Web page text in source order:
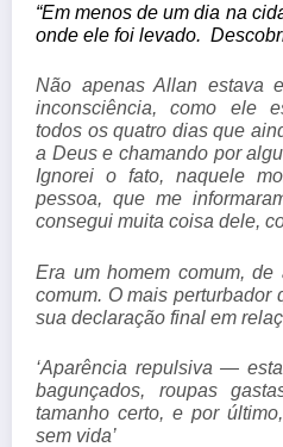
“Em menos de um dia na
onde ele foi levado.
Não apenas Allan estava
inconsciência, como ele
todos os quatro dias que
a Deus e chamando por
Ignorei o fato, naquele
pessoa, que me
consegui muita coisa dele,
Era um homem comum, de
comum. O mais perturbador
sua declaração final em
‘Aparência repulsiva —
bagunçados, roupas
tamanho certo, e por
sem vida’